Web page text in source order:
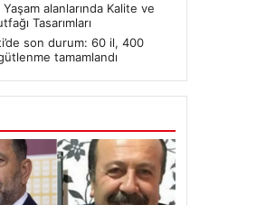
Yaşam alanlarında Kalite ve
Tasarımları
son durum: 60 il, 400
tamamlandı